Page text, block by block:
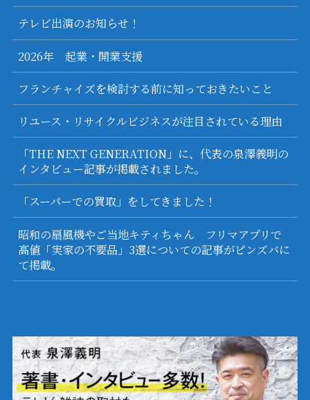
テレビ出演のお知らせ！
2026年 起業・開業支援
フランチャイズを検討する前に知っておきたいこと
リユース・リサイクルビジネスが注目されている理由
「THE NEXT GENERATION」に、代表の泉澤義明の
インタビュー記事が掲載されました。
「スーパーでの買取」をしてきました！
昭和の扇風機やご当地キティちゃん フリマアプリで
高値「実家の不要品」3選についての記事がピンズバに
て掲載。